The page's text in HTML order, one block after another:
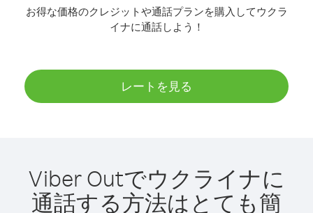
お得な価格のクレジットや通話プランを購入してウクラ
イナに通話しよう！
レートを見る
Viber Outでウクライナに
通話する方法はとても簡